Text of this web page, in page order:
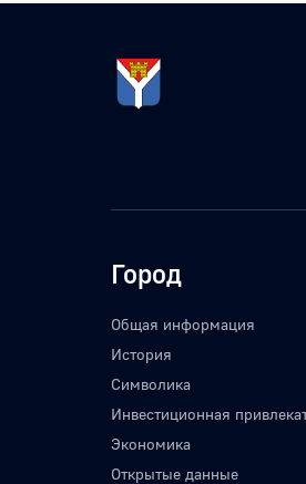
Город
Общая информация
История
Символика
Инвестиционная
Экономика
Открытые данные